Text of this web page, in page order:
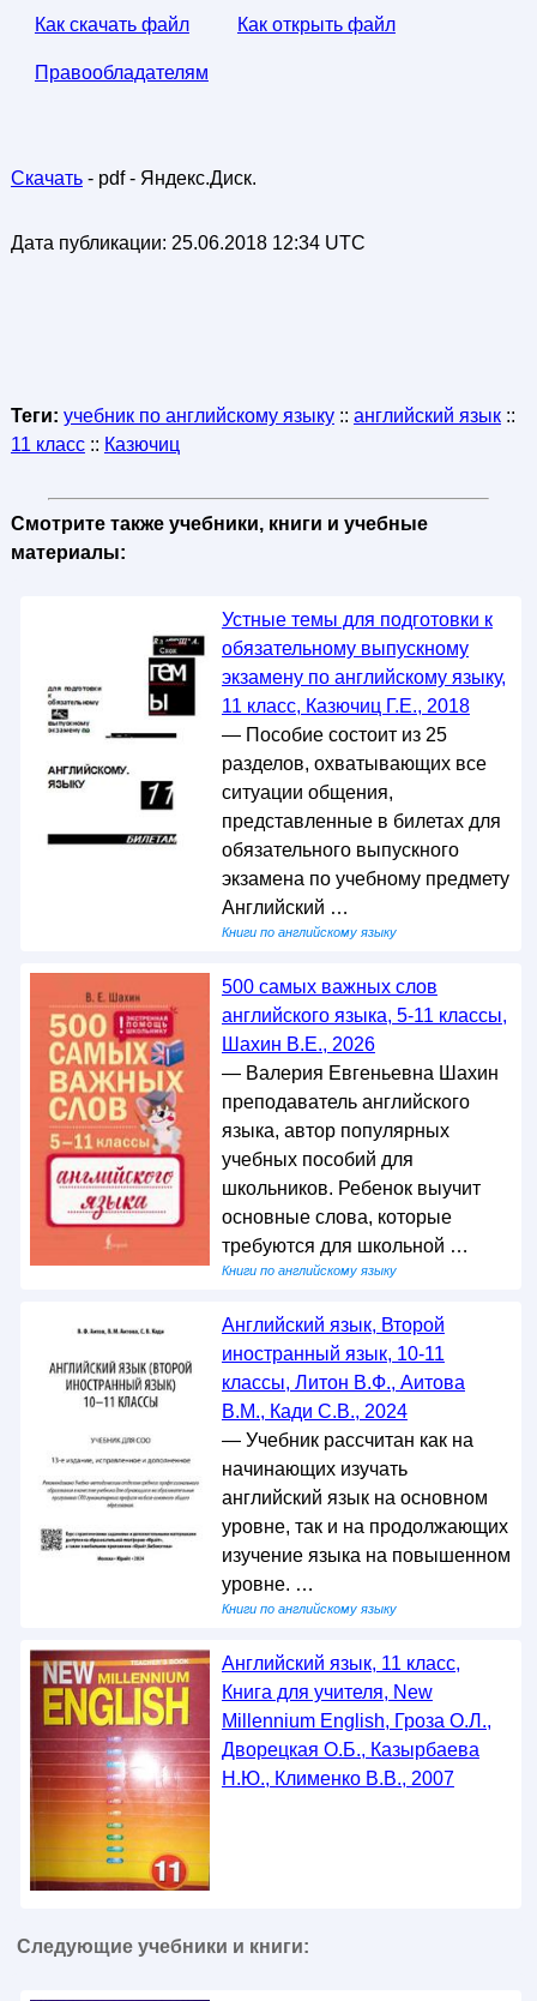
Как скачать файл Как открыть файл
Правообладателям
Скачать- pdf - Яндекс.Диск.
Дата публикации: 25.06.2018 12:34 UTC
Теги: учебник по английскому языку:: английский язык::
11 класс:: Казючиц
Смотрите также учебники, книги и учебные
материалы:
Устные темы для подготовки к
обязательному выпускному
экзамену по английскому языку,
11 класс, Казючиц Г.Е., 2018
— Пособие состоит из 25
разделов, охватывающих все
ситуации общения,
представленные в билетах для
обязательного выпускного
экзамена по учебному предмету
Английский …
Книги по английскому языку
500 самых важных слов
английского языка, 5-11 классы,
Шахин В.Е., 2026
— Валерия Евгеньевна Шахин
преподаватель английского
языка, автор популярных
учебных пособий для
школьников. Ребенок выучит
основные слова, которые
требуются для школьной …
Книги по английскому языку
Английский язык, Второй
иностранный язык, 10-11
классы, Литон В.Ф., Аитова
В.М., Кади С.В., 2024
— Учебник рассчитан как на
начинающих изучать
английский язык на основном
уровне, так и на продолжающих
изучение языка на повышенном
уровне. …
Книги по английскому языку
Английский язык, 11 класс,
Книга для учителя, New
Millennium English, Гроза О.Л.,
Дворецкая О.Б., Казырбаева
Н.Ю., Клименко В.В., 2007
Следующие учебники и книги: